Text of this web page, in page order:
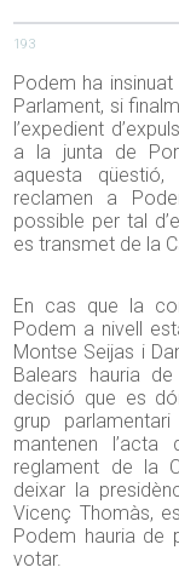
193
Podem ha
Parlament, si
l’expedient
a la junta de
aquesta
reclamen a
possible per tal
es transmet de la
En cas que la
Podem a nivell
Montse Seijas i
Balears hauria
decisió que es
grup
mantenen l’acta
reglament de la
deixar la
Vicenç Thomàs,
Podem hauria de
votar.